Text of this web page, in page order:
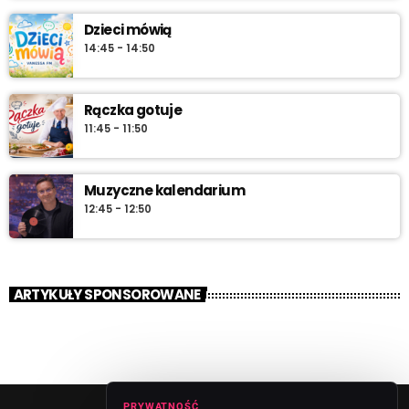
Dzieci mówią
14:45 - 14:50
Rączka gotuje
11:45 - 11:50
Muzyczne kalendarium
12:45 - 12:50
ARTYKUŁY SPONSOROWANE